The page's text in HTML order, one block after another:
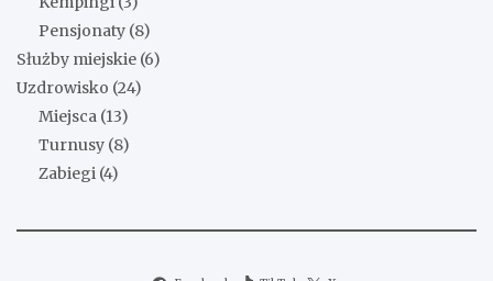
Pensjonaty (8)
Służby miejskie (6)
Uzdrowisko (24)
Miejsca (13)
Turnusy (8)
Zabiegi (4)